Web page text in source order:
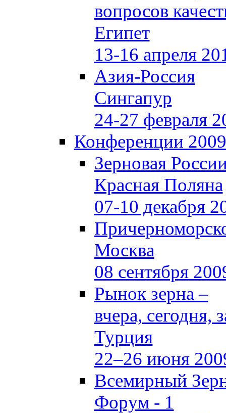
вопросов
Египет
13-16 апреля
Азия-Россия
Сингапур
24-27 февраля
Конференции 2009
Зерновая
Красная Поляна
07-10 декабря
Москва
08 сентября
Рынок зерна –
вчера, сегодня,
Турция
22–26 июня
Всемирный
Форум - 1